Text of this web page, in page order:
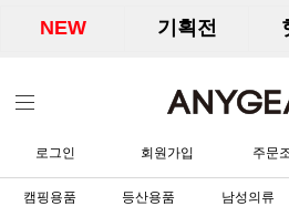
NEW 기획전
로그인 회원가입 주문
캠핑용품 등산용품 남성의류